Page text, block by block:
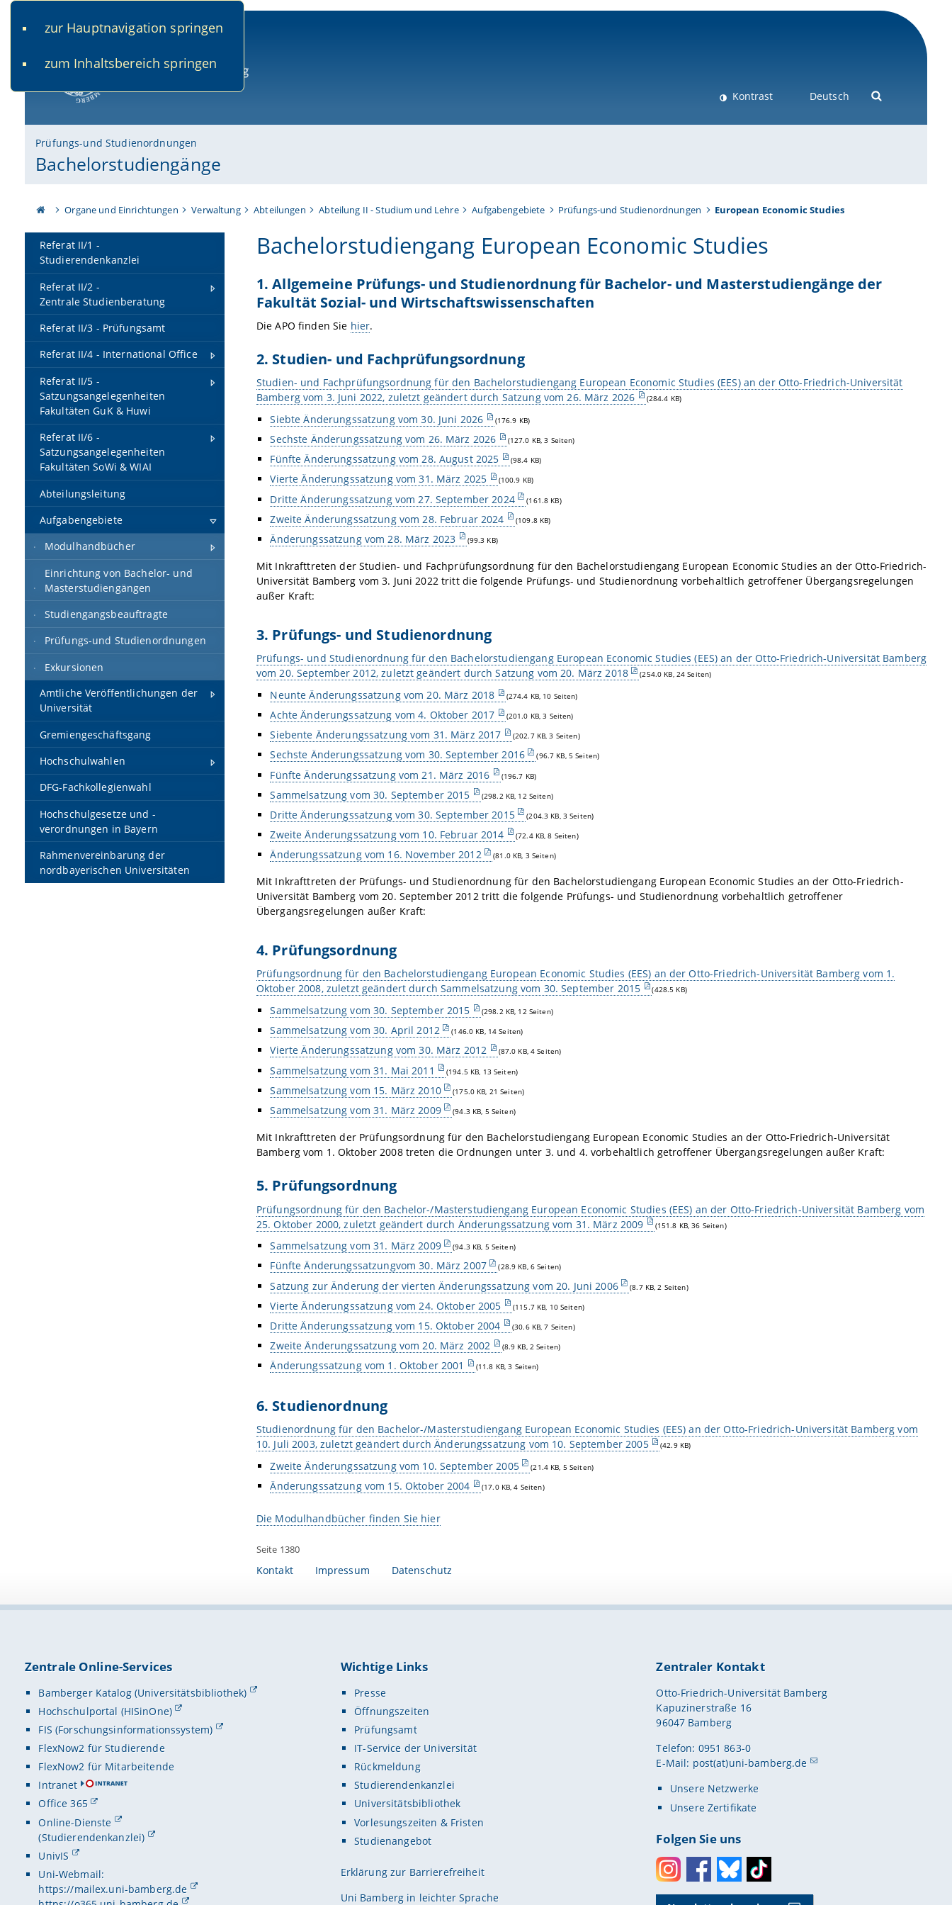
zur Hauptnavigation springen
zum Inhaltsbereich springen
Kontrast Deutsch
Prüfungs-und Studienordnungen
Bachelorstudiengänge
Organe und Einrichtungen Verwaltung Abteilungen Abteilung II - Studium und Lehre Aufgabengebiete Prüfungs-und Studienordnungen European Economic Studies
Referat II/1 -
Studierendenkanzlei
Referat II/2 -
Zentrale Studienberatung
Referat II/3 - Prüfungsamt
Referat II/4 - International Office
Referat II/5 -
Satzungsangelegenheiten
Fakultäten GuK & Huwi
Referat II/6 -
Satzungsangelegenheiten
Fakultäten SoWi & WIAI
Abteilungsleitung
Aufgabengebiete
Modulhandbücher
Einrichtung von Bachelor- und
Masterstudiengängen
Studiengangsbeauftragte
Prüfungs-und Studienordnungen
Exkursionen
Amtliche Veröffentlichungen der
Universität
Gremiengeschäftsgang
Hochschulwahlen
DFG-Fachkollegienwahl
Hochschulgesetze und -
verordnungen in Bayern
Rahmenvereinbarung der
nordbayerischen Universitäten
Bachelorstudiengang European Economic Studies
1. Allgemeine Prüfungs- und Studienordnung für Bachelor- und Masterstudiengänge der
Fakultät Sozial- und Wirtschaftswissenschaften
Die APO finden Sie hier.
2. Studien- und Fachprüfungsordnung
Studien- und Fachprüfungsordnung für den Bachelorstudiengang European Economic Studies (EES) an der Otto-Friedrich-Universität
Bamberg vom 3. Juni 2022, zuletzt geändert durch Satzung vom 26. März 2026
(284.4 KB)
Siebte Änderungssatzung vom 30. Juni 2026 (176.9 KB)
Sechste Änderungssatzung vom 26. März 2026 (127.0 KB, 3 Seiten)
Fünfte Änderungssatzung vom 28. August 2025 (98.4 KB)
Vierte Änderungssatzung vom 31. März 2025 (100.9 KB)
Dritte Änderungssatzung vom 27. September 2024 (161.8 KB)
Zweite Änderungssatzung vom 28. Februar 2024 (109.8 KB)
Änderungssatzung vom 28. März 2023 (99.3 KB)
Mit Inkrafttreten der Studien- und Fachprüfungsordnung für den Bachelorstudiengang European Economic Studies an der Otto-Friedrich-
Universität Bamberg vom 3. Juni 2022 tritt die folgende Prüfungs- und Studienordnung vorbehaltlich getroffener Übergangsregelungen
außer Kraft:
3. Prüfungs- und Studienordnung
Prüfungs- und Studienordnung für den Bachelorstudiengang European Economic Studies (EES) an der Otto-Friedrich-Universität Bamberg
vom 20. September 2012, zuletzt geändert durch Satzung vom 20. März 2018
(254.0 KB, 24 Seiten)
Neunte Änderungssatzung vom 20. März 2018 (274.4 KB, 10 Seiten)
Achte Änderungssatzung vom 4. Oktober 2017 (201.0 KB, 3 Seiten)
Siebente Änderungssatzung vom 31. März 2017 (202.7 KB, 3 Seiten)
Sechste Änderungssatzung vom 30. September 2016 (96.7 KB, 5 Seiten)
Fünfte Änderungssatzung vom 21. März 2016 (196.7 KB)
Sammelsatzung vom 30. September 2015 (298.2 KB, 12 Seiten)
Dritte Änderungssatzung vom 30. September 2015 (204.3 KB, 3 Seiten)
Zweite Änderungssatzung vom 10. Februar 2014 (72.4 KB, 8 Seiten)
Änderungssatzung vom 16. November 2012 (81.0 KB, 3 Seiten)
Mit Inkrafttreten der Prüfungs- und Studienordnung für den Bachelorstudiengang European Economic Studies an der Otto-Friedrich-
Universität Bamberg vom 20. September 2012 tritt die folgende Prüfungs- und Studienordnung vorbehaltlich getroffener
Übergangsregelungen außer Kraft:
4. Prüfungsordnung
Prüfungsordnung für den Bachelorstudiengang European Economic Studies (EES) an der Otto-Friedrich-Universität Bamberg vom 1.
Oktober 2008, zuletzt geändert durch Sammelsatzung vom 30. September 2015
(428.5 KB)
Sammelsatzung vom 30. September 2015 (298.2 KB, 12 Seiten)
Sammelsatzung vom 30. April 2012 (146.0 KB, 14 Seiten)
Vierte Änderungssatzung vom 30. März 2012 (87.0 KB, 4 Seiten)
Sammelsatzung vom 31. Mai 2011 (194.5 KB, 13 Seiten)
Sammelsatzung vom 15. März 2010 (175.0 KB, 21 Seiten)
Sammelsatzung vom 31. März 2009 (94.3 KB, 5 Seiten)
Mit Inkrafttreten der Prüfungsordnung für den Bachelorstudiengang European Economic Studies an der Otto-Friedrich-Universität
Bamberg vom 1. Oktober 2008 treten die Ordnungen unter 3. und 4. vorbehaltlich getroffener Übergangsregelungen außer Kraft:
5. Prüfungsordnung
Prüfungsordnung für den Bachelor-/Masterstudiengang European Economic Studies (EES) an der Otto-Friedrich-Universität Bamberg vom
25. Oktober 2000, zuletzt geändert durch Änderungssatzung vom 31. März 2009
(151.8 KB, 36 Seiten)
Sammelsatzung vom 31. März 2009 (94.3 KB, 5 Seiten)
Fünfte Änderungssatzungvom 30. März 2007 (28.9 KB, 6 Seiten)
Satzung zur Änderung der vierten Änderungssatzung vom 20. Juni 2006 (8.7 KB, 2 Seiten)
Vierte Änderungssatzung vom 24. Oktober 2005 (115.7 KB, 10 Seiten)
Dritte Änderungssatzung vom 15. Oktober 2004 (30.6 KB, 7 Seiten)
Zweite Änderungssatzung vom 20. März 2002 (8.9 KB, 2 Seiten)
Änderungssatzung vom 1. Oktober 2001 (11.8 KB, 3 Seiten)
6. Studienordnung
Studienordnung für den Bachelor-/Masterstudiengang European Economic Studies (EES) an der Otto-Friedrich-Universität Bamberg vom
10. Juli 2003, zuletzt geändert durch Änderungssatzung vom 10. September 2005
(42.9 KB)
Zweite Änderungssatzung vom 10. September 2005 (21.4 KB, 5 Seiten)
Änderungssatzung vom 15. Oktober 2004 (17.0 KB, 4 Seiten)
Die Modulhandbücher finden Sie hier
Seite 1380
Kontakt Impressum Datenschutz
Zentrale Online-Services
Bamberger Katalog (Universitätsbibliothek)
Hochschulportal (HISinOne)
FIS (Forschungsinformationssystem)
FlexNow2 für Studierende
FlexNow2 für Mitarbeitende
Intranet
Office 365
Online-Dienste
(Studierendenkanzlei)
UnivIS
Uni-Webmail:
https://mailex.uni-bamberg.de
Wichtige Links
Presse
Öffnungszeiten
Prüfungsamt
IT-Service der Universität
Rückmeldung
Studierendenkanzlei
Universitätsbibliothek
Vorlesungszeiten & Fristen
Studienangebot
Erklärung zur Barrierefreiheit
Uni Bamberg in leichter Sprache
Zentraler Kontakt
Otto-Friedrich-Universität Bamberg
Kapuzinerstraße 16
96047 Bamberg
Telefon: 0951 863-0
E-Mail: post(at)uni-bamberg.de
Unsere Netzwerke
Unsere Zertifikate
Folgen Sie uns
InstagramFacebookBlueskyToktok